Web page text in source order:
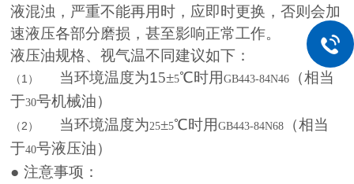
液混浊，严重不能再用时，应即时更换，否则会加
速液压各部分磨损，甚至影响正常工作。
液压油规格、视气温不同建议如下：
（1） 当环境温度为15±5℃时用GB443-84N46
（相当
于30号机械油）
（2） 当环境温度为25±5℃时用GB443-84N68
（相当
于40号液压油）
● 注意事项：